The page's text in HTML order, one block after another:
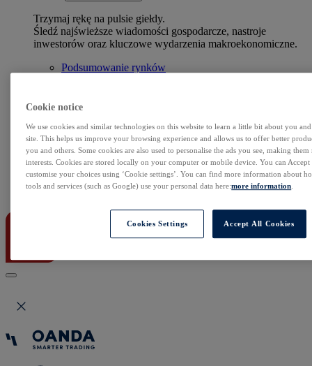
Trzymaj rękę na pulsie giełdy.
Śledź najświeższe wiadomości gospodarcze, nastroje
inwestorów oraz kluczowe wydarzenia makroekonomiczne.
Podsumowanie rynków
Sezon wyników w USA
Kalendarz rynkowy
Zdarzenia korporacyjne
Sentyment Klientów
Rolowania
Cookie notice
We use cookies and similar technologies on this website to learn a little bit about you
site. This helps us improve your browsing experience and allows us to offer better
you and others. Some cookies are also used to personalise the ads you see, making
interests. Cookies are stored locally on your computer or mobile device. You can
customise your choices using ‘Cookie settings’. You can find more information about
tools and services (such as Google) use your personal data here:more information
Cookies Settings Accept All Cookies